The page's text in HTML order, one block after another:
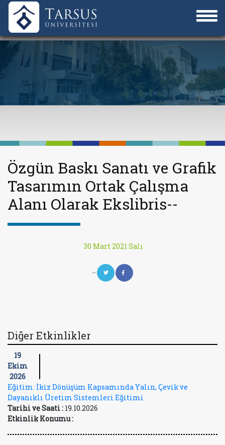
Özgün Baskı Sanatı ve Grafik
Tasarımın Ortak Çalışma
Alanı Olarak Ekslibris--
30 Mart 2021 Salı
--
Diğer Etkinlikler
19
Ekim
2026
Eğitim: İkiz Dönüşüm Kapsamında Yalın, Çevik ve
Dayanıklı Üretim Sistemleri Eğitimi
Tarihi ve Saati : 19.10.2026
Etkinlik Konumu :